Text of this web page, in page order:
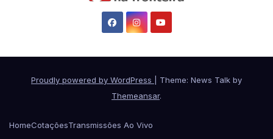
Proudly powered by WordPress
Theme: News Talk by
Themeansar.
HomeCotaçõesTransmissões Ao Vivo